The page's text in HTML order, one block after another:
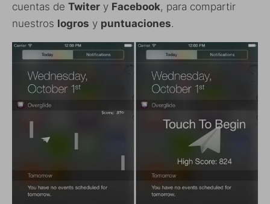
cuentas de Twiter y Facebook, para compartir
nuestros logros y puntuaciones.